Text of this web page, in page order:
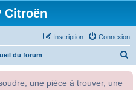
Citroën
Connexion
Inscription
du forum
une pièce à trouver, une